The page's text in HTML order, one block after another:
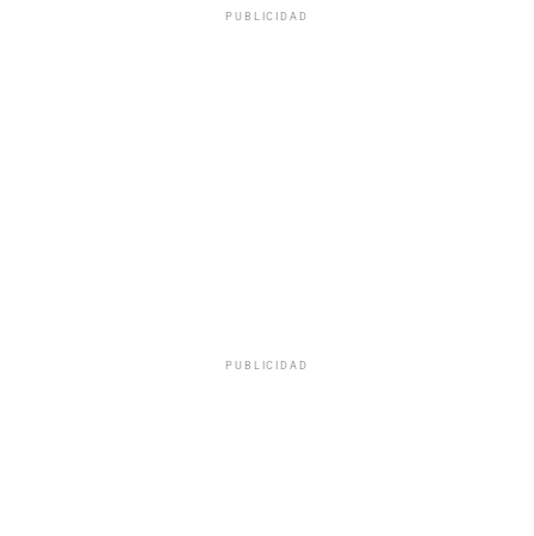
PUBLICIDAD
PUBLICIDAD